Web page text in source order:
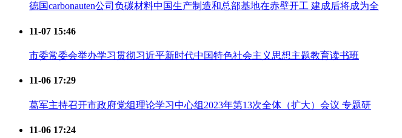
德国carbonauten公司负碳材料中国生产制造和总部基地在赤壁开工 建成后将成为全
11-07 15:46
市委常委会举办学习贯彻习近平新时代中国特色社会主义思想主题教育读书班
11-06 17:29
葛军主持召开市政府党组理论学习中心组2023年第13次全体（扩大）会议 专题研
11-06 17:24